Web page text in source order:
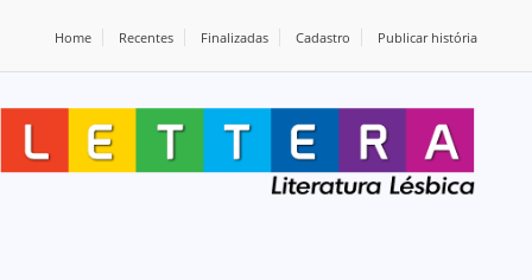
Home Recentes Finalizadas Cadastro Publicar história